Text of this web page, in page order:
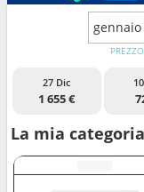
gennaio
27 Dic
1 655 €
La mia
Porti